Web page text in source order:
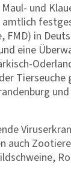
und
FMD) in
eine
auch